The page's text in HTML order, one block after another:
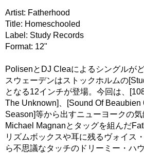
Artist: Fatherhood
Title: Homeschooled
Label: Study Records
Format: 12"
PolisenとDJ Cleaによるシングルが
スウェーデンはストックホルムの
となる12インチが登場。今回は、
The Unknown]、[Sound Of Beaubien
Season]等から出すニューヨークの
Michael Magnanとタッグを組んだ
リズムボックスや耳に残るヴォイス
ら不思議なタッチのドリーミー・ハ